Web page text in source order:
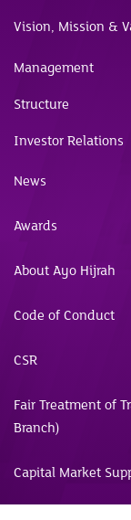
Vision, Mission &
Management
Structure
Investor Relations
News
Awards
About Ayo Hijrah
Code of Conduct
CSR
Fair Treatment of
Branch)
Capital Market